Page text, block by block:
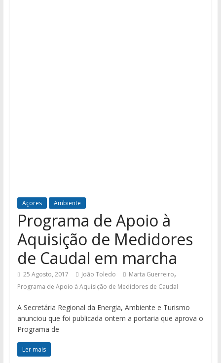
Açores Ambiente
Programa de Apoio à
Aquisição de Medidores
de Caudal em marcha
25 Agosto, 2017 João Toledo Marta Guerreiro,
Programa de Apoio à Aquisição de Medidores de Caudal
A Secretária Regional da Energia, Ambiente e Turismo
anunciou que foi publicada ontem a portaria que aprova o
Programa de
Ler mais